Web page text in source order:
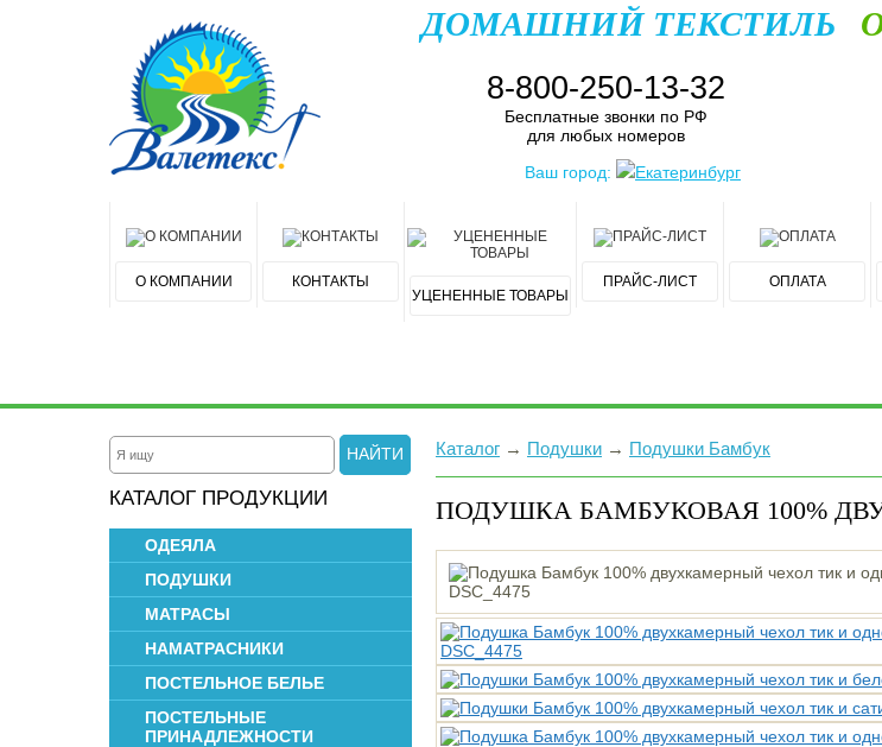
ДОМАШНИЙ ТЕКСТИЛЬ
8-800-250-13-32
Бесплатные звонки по РФ
для любых номеров
Ваш город:
Екатеринбург
О КОМПАНИИ
КОНТАКТЫ
УЦЕНЕННЫЕ ТОВАРЫ
ПРАЙС-ЛИСТ ОПЛАТА
НАЙТИ
КАТАЛОГ ПРОДУКЦИИ
ОДЕЯЛА
ПОДУШКИ
МАТРАСЫ
НАМАТРАСНИКИ
ПОСТЕЛЬНОЕ БЕЛЬЕ
ПОСТЕЛЬНЫЕ
ПРИНАДЛЕЖНОСТИ
Каталог → Подушки → Подушки Бамбук
ПОДУШКА БАМБУКОВАЯ 100%